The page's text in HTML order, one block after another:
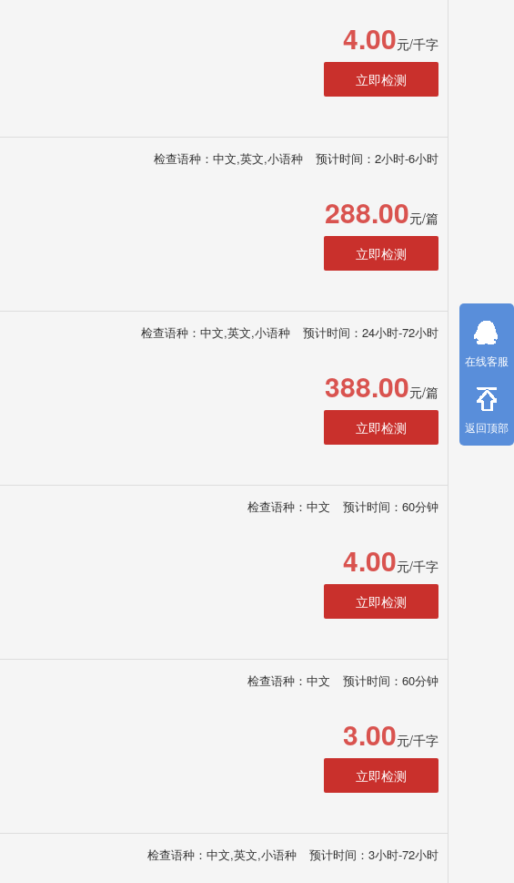
4.00元/千字
立即检测
检查语种：中文,英文,小语种 预计时间：2小时-6小时
288.00元/篇
立即检测
检查语种：中文,英文,小语种 预计时间：24小时-72小时
388.00元/篇
立即检测
检查语种：中文 预计时间：60分钟
4.00元/千字
立即检测
检查语种：中文 预计时间：60分钟
3.00元/千字
立即检测
检查语种：中文,英文,小语种 预计时间：3小时-72小时
在线客服
返回顶部